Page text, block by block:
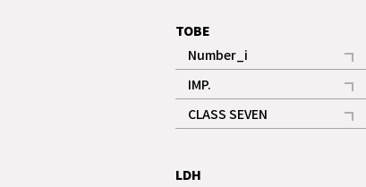
TOBE
Number_i
記事
IMP.
記事
CLASS SEVEN
記事
LDH